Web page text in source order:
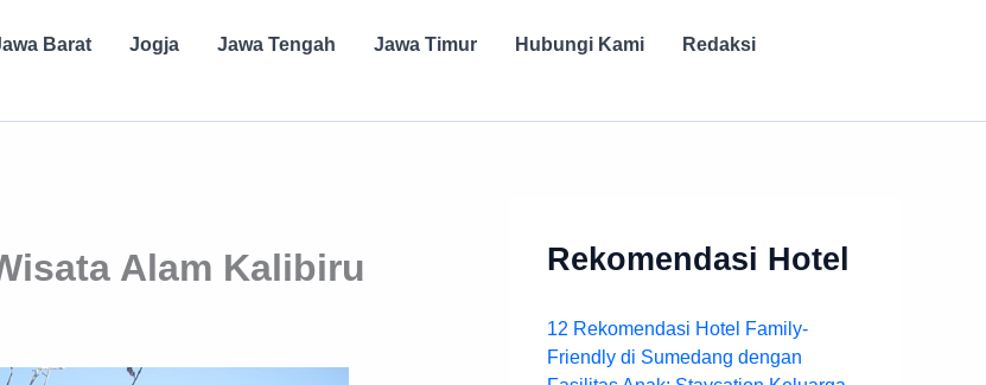
Barat Jogja Jawa Tengah Jawa Timur Hubungi Kami
Redaksi
Alam Kalibiru Rekomendasi Hotel
12 Rekomendasi Hotel Family-
Friendly di Sumedang dengan